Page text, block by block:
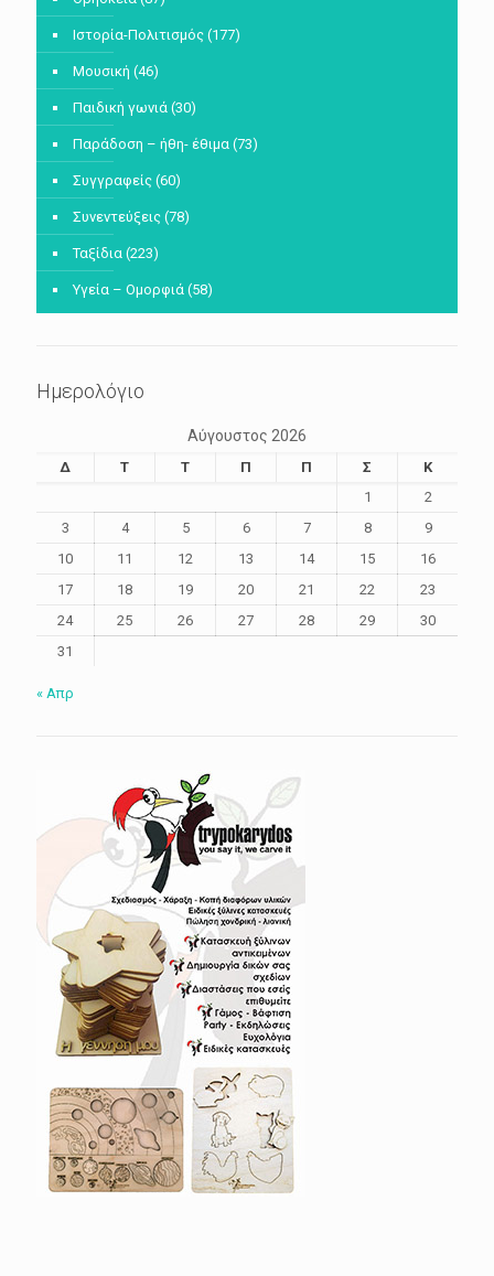
Ιστορία-Πολιτισμός (177)
Μουσική (46)
Παιδική γωνιά (30)
Παράδοση – ήθη- έθιμα (73)
Συγγραφείς (60)
Συνεντεύξεις (78)
Ταξίδια (223)
Υγεία – Ομορφιά (58)
Ημερολόγιο
Αύγουστος 2026
Δ Τ Τ Π Π Σ
Κ
1
2
3
4 5 6 7 8
9
10
11 12 13 14 15
16
17
18 19 20 21 22
23
24
25 26 27 28 29
30
31
« Απρ